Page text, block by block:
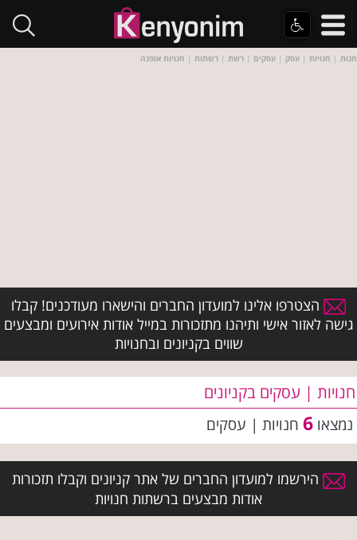
חנות | חנויות | עסק | עסקים | רשת | רשתות | חנויות אופנה
הצטרפו אלינו למועדון החברים והישארו מעודכנים! קבלו
גישה לאזור אישי ותיהנו מתזכורות במייל אודות אירועים ומבצעים
שווים בקניונים ובחנויות
חנויות | עסקים בקניונים
נמצאו 6 חנויות | עסקים
הירשמו למועדון החברים של אתר קניונים וקבלו תזכורות
אודות מבצעים ברשתות חנויות